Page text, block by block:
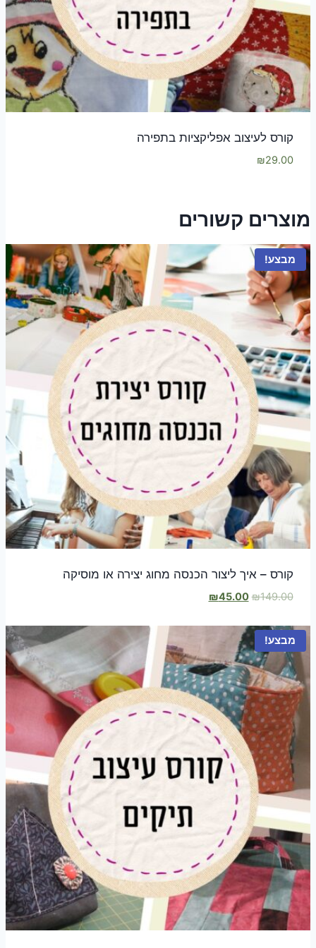
קורס לעיצוב אפליקציות בתפירה
₪29.00
מוצרים קשורים
מבצע!
קורס – איך ליצור הכנסה מחוג יצירה או מוסיקה
₪149.00
המחיר
היה:
₪149.00.
₪45.00
הוא:
₪45.00.
מבצע!